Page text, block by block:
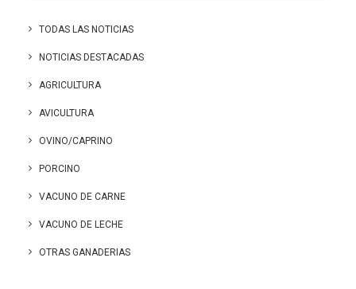
TODAS LAS NOTICIAS
NOTICIAS DESTACADAS
AGRICULTURA
AVICULTURA
OVINO/CAPRINO
PORCINO
VACUNO DE CARNE
VACUNO DE LECHE
OTRAS GANADERIAS